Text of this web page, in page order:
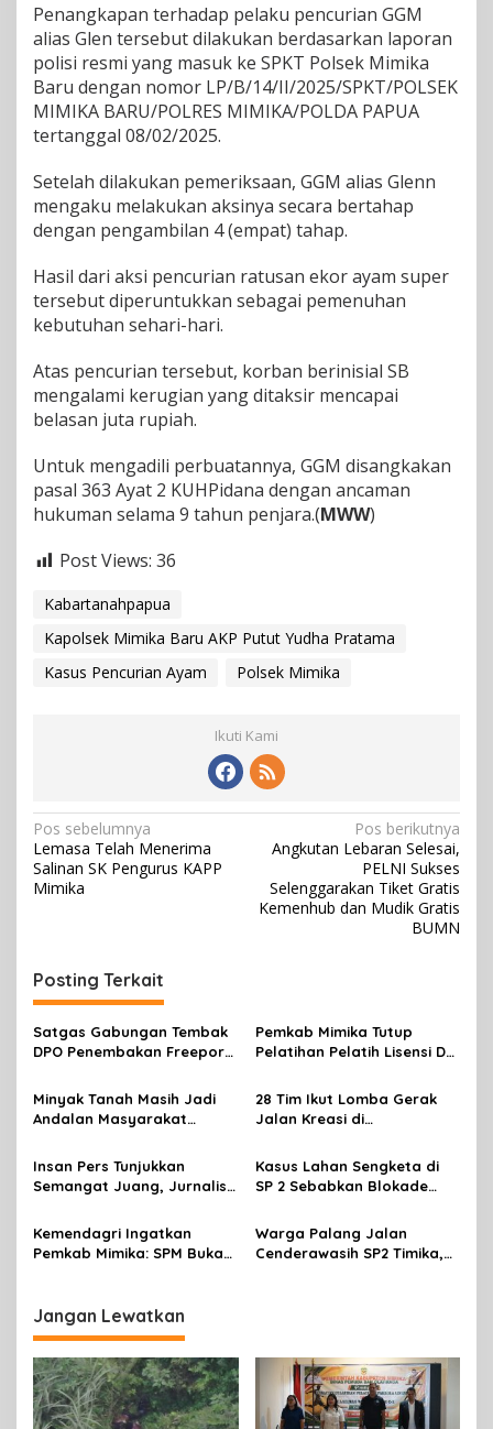
Penangkapan terhadap pelaku pencurian GGM
alias Glen tersebut dilakukan berdasarkan laporan
polisi resmi yang masuk ke SPKT Polsek Mimika
Baru dengan nomor LP/B/14/II/2025/SPKT/POLSEK
MIMIKA BARU/POLRES MIMIKA/POLDA PAPUA
tertanggal 08/02/2025.
Setelah dilakukan pemeriksaan, GGM alias Glenn
mengaku melakukan aksinya secara bertahap
dengan pengambilan 4 (empat) tahap.
Hasil dari aksi pencurian ratusan ekor ayam super
tersebut diperuntukkan sebagai pemenuhan
kebutuhan sehari-hari.
Atas pencurian tersebut, korban berinisial SB
mengalami kerugian yang ditaksir mencapai
belasan juta rupiah.
Untuk mengadili perbuatannya, GGM disangkakan
pasal 363 Ayat 2 KUHPidana dengan ancaman
hukuman selama 9 tahun penjara.(MWW)
Post Views: 36
Kabartanahpapua
Kapolsek Mimika Baru AKP Putut Yudha Pratama
Kasus Pencurian Ayam
Polsek Mimika
Ikuti Kami
N
a
v
a
s
i
o
Pos sebelumnya
Lemasa Telah Menerima
Salinan SK Pengurus KAPP
Mimika
Pos berikutnya
Angkutan Lebaran Selesai,
PELNI Sukses
Selenggarakan Tiket Gratis
Kemenhub dan Mudik Gratis
BUMN
Posting Terkait
Satgas Gabungan Tembak
DPO Penembakan Freeport
Pemkab Mimika Tutup
Pelatihan Pelatih Lisensi D
2026
Minyak Tanah Masih Jadi
Andalan Masyarakat
Penambahan Kuota
28 Tim Ikut Lomba Gerak
Jalan Kreasi di
Insan Pers Tunjukkan
Semangat Juang, Jurnalis
Meriahkan Lomba Gerak
Jalan Kreasi HUT ke-81 RI
Kasus Lahan Sengketa di
SP 2 Sebabkan Blokade
Dewan
Kemendagri Ingatkan
Pemkab Mimika: SPM Bukan
Rakyat
Warga Palang Jalan
Cenderawasih SP2 Timika,
Jangan Lewatkan